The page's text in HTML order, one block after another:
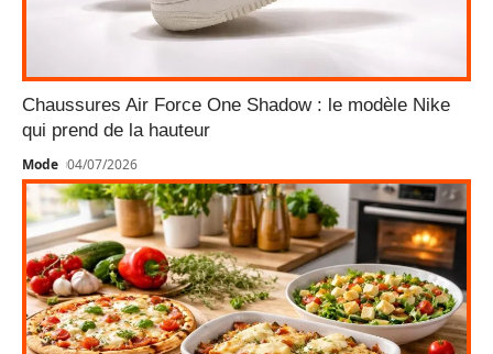
Chaussures Air Force One Shadow : le modèle Nike
qui prend de la hauteur
Mode 04/07/2026